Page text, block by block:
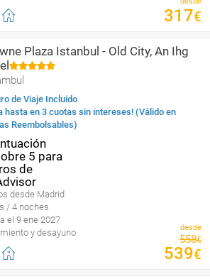
317€
Plaza Istanbul - Old City, An Ihg
de Viaje Incluido
hasta en 3 cuotas sin intereses! (Válido en
Reembolsables)
desde Madrid
/ 4 noches
el 9 ene 2027
y desayuno
desde
558€
539€